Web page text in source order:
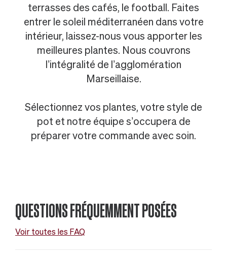
terrasses des cafés, le football. Faites
entrer le soleil méditerranéen dans votre
intérieur, laissez-nous vous apporter les
meilleures plantes. Nous couvrons
l’intégralité de l’agglomération
Marseillaise.
Sélectionnez vos plantes, votre style de
pot et notre équipe s’occupera de
préparer votre commande avec soin.
QUESTIONS FRÉQUEMMENT POSÉES
Voir toutes les FAQ